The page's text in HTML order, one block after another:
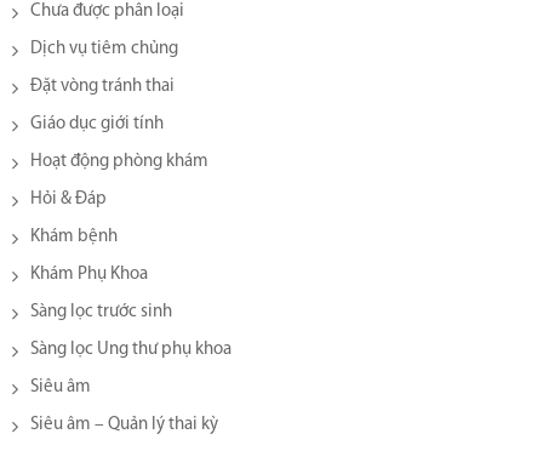
Chưa được phân loại
Dịch vụ tiêm chủng
Đặt vòng tránh thai
Giáo dục giới tính
Hoạt động phòng khám
Hỏi & Đáp
Khám bệnh
Khám Phụ Khoa
Sàng lọc trước sinh
Sàng lọc Ung thư phụ khoa
Siêu âm
Siêu âm – Quản lý thai kỳ